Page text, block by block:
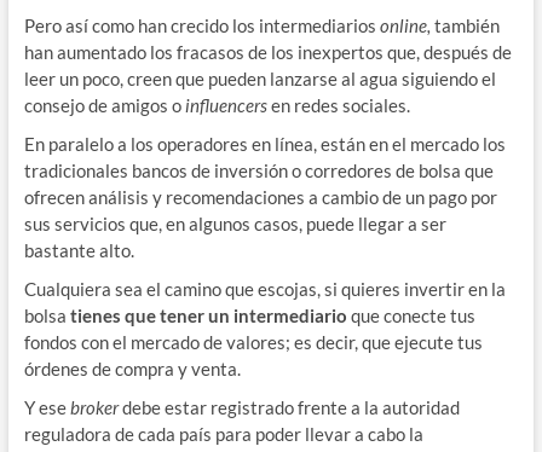
Pero así como han crecido los intermediarios online, también
han aumentado los fracasos de los inexpertos que, después de
leer un poco, creen que pueden lanzarse al agua siguiendo el
consejo de amigos o influencersen redes sociales.
En paralelo a los operadores en línea, están en el mercado los
tradicionales bancos de inversión o corredores de bolsa que
ofrecen análisis y recomendaciones a cambio de un pago por
sus servicios que, en algunos casos, puede llegar a ser
bastante alto.
Cualquiera sea el camino que escojas, si quieres invertir en la
bolsa tienes que tener un intermediario que conecte tus
fondos con el mercado de valores; es decir, que ejecute tus
órdenes de compra y venta.
Y esebrokerdebe estar registrado frente a la autoridad
reguladora de cada país para poder llevar a cabo la